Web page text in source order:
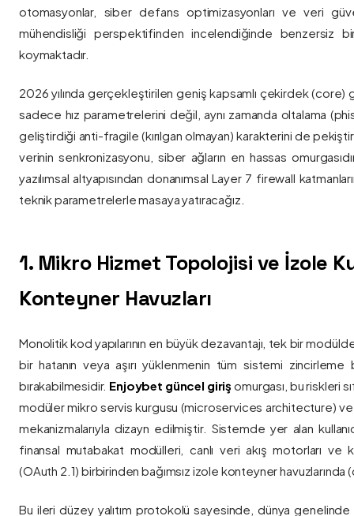
otomasyonlar, siber defans optimizasyonları ve veri
mühendisliği perspektifinden incelendiğinde benzersiz
koymaktadır.
2026 yılında gerçekleştirilen geniş kapsamlı çekirdek
sadece hız parametrelerini değil, aynı zamanda oltalama
geliştirdiği anti-fragile (kırılgan olmayan) karakterini de
verinin senkronizasyonu, siber ağların en hassas
yazılımsal altyapısından donanımsal Layer 7 firewall
teknik parametrelerle masaya yatıracağız.
1. Mikro Hizmet Topolojisi ve İzole
Konteyner Havuzları
Monolitik kod yapılarının en büyük dezavantajı, tek bir
bir hatanın veya aşırı yüklenmenin tüm sistemi zincirleme
bırakabilmesidir. Enjoybet güncel giriş omurgası, bu riskleri
modüler mikro servis kurgusu (microservices architecture)
mekanizmalarıyla dizayn edilmiştir. Sistemde yer alan
finansal mutabakat modülleri, canlı veri akış motorları ve
(OAuth 2.1) birbirinden bağımsız izole konteyner havuzlarında
Bu ileri düzey yalıtım protokolü sayesinde, dünya genelinde